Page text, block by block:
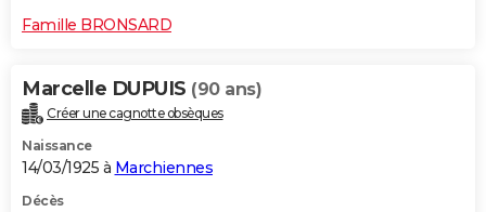
Famille BRONSARD
Marcelle DUPUIS (90 ans)
Créer une cagnotte obsèques
Naissance
14/03/1925 à Marchiennes
Décès